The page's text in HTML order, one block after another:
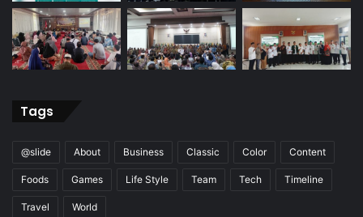
Tags
@slide About Business Classic Color Content
Foods Games Life Style Team Tech Timeline
Travel World